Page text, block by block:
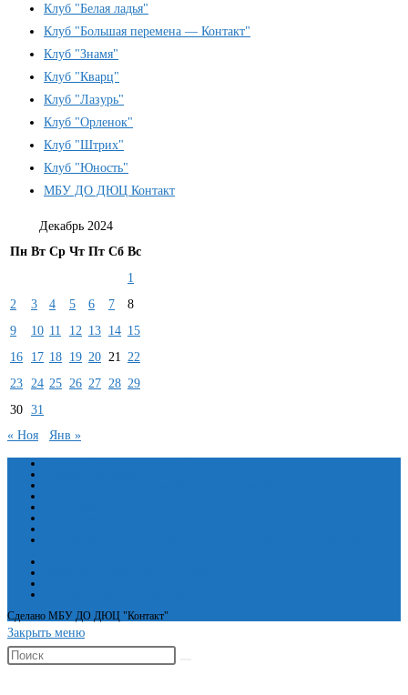
Клуб "Белая ладья"
Клуб "Большая перемена — Контакт"
Клуб "Знамя"
Клуб "Кварц"
Клуб "Лазурь"
Клуб "Орленок"
Клуб "Штрих"
Клуб "Юность"
МБУ ДО ДЮЦ Контакт
Декабрь 2024
Пн Вт Ср Чт Пт Сб Вс
1
2
3 4 5 6 7
8
9
10 11 12 13 14 15
16
17 18 19 20 21
22
23
24 25 26 27 28 29
30 31
« Ноя
Янв »
Сделано МБУ ДО ДЮЦ "Контакт"
Закрыть меню